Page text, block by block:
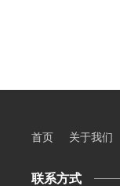
首页 关于我们
联系方式